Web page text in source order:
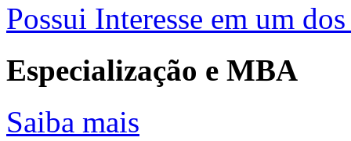
Possui Interesse em um
Especialização e MBA
Saiba mais